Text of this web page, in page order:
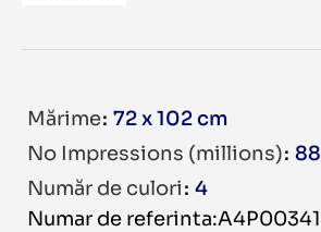
Mărime 72 x 102 cm
No Impressions (millions) 88
Număr de culori 4
Numar de referinta:A4P00341